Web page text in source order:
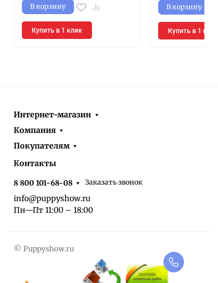
В корзину
Купить в 1 клик
В корзину
Купить в 1 клик
Интернет-магазин
Компания
Покупателям
Контакты
8 800 101-68-08 Заказать звонок
info@puppyshow.ru
Пн—Пт 11:00 – 18:00
© Puppyshow.ru